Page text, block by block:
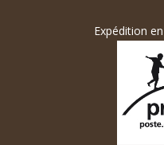
Expédition